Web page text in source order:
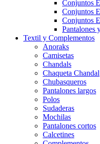
Conjuntos
Conjuntos
Conjuntos
Pantalones
Textil y Complementos
Anoraks
Camisetas
Chandals
Chaqueta Chandal
Chubasqueros
Pantalones largos
Polos
Sudaderas
Mochilas
Pantalones cortos
Calcetines